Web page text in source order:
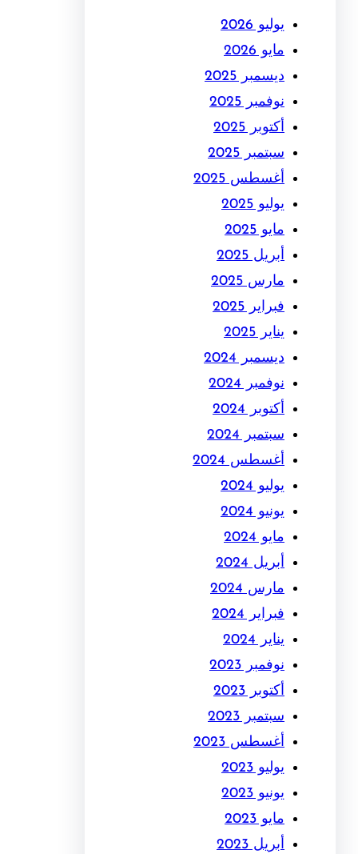
يوليو 2026
مايو 2026
ديسمبر 2025
نوفمبر 2025
أكتوبر 2025
سبتمبر 2025
أغسطس 2025
يوليو 2025
مايو 2025
أبريل 2025
مارس 2025
فبراير 2025
يناير 2025
ديسمبر 2024
نوفمبر 2024
أكتوبر 2024
سبتمبر 2024
أغسطس 2024
يوليو 2024
يونيو 2024
مايو 2024
أبريل 2024
مارس 2024
فبراير 2024
يناير 2024
نوفمبر 2023
أكتوبر 2023
سبتمبر 2023
أغسطس 2023
يوليو 2023
يونيو 2023
مايو 2023
أبريل 2023